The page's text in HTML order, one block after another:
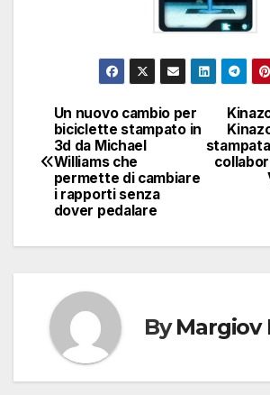
Navigazione
articoli
Un nuovo cambio per
biciclette stampato in
3d da Michael
Williams che
permette di cambiare
i rapporti senza
dover pedalare
ByMargiov